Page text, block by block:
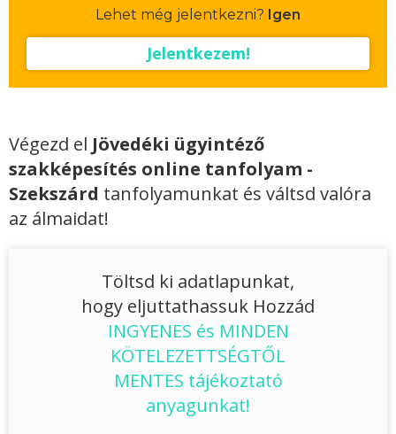
Lehet még jelentkezni? Igen
Jelentkezem!
Végezd el Jövedéki ügyintéző
szakképesítés online tanfolyam -
Szekszárd tanfolyamunkat és váltsd valóra
az álmaidat!
Töltsd ki adatlapunkat,
hogy eljuttathassuk Hozzád
INGYENES és MINDEN
KÖTELEZETTSÉGTŐL
MENTES tájékoztató
anyagunkat!